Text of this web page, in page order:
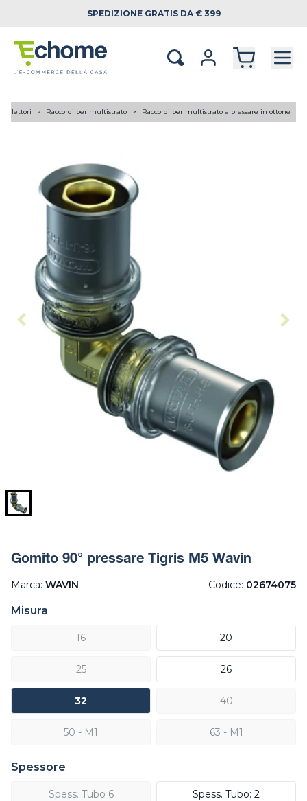
SPEDIZIONE GRATIS DA € 399
collettori Raccordi per multistrato Raccordi per multistrato a pressare in ottone
Gomito 90° pressare Tigris M5 Wavin
Marca: WAVIN Codice: 02674075
Misura
16 20
25 26
32 40
50 - M1 63 - M1
Spessore
Spess. Tubo 6 Spess. Tubo: 2